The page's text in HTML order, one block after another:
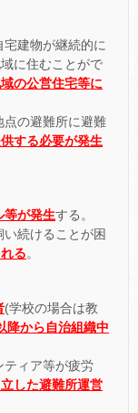
宅建物が継続的に
に住むことがで
の公営住宅等に
点の避難所に避難
する必要が発生
等が発生する。
い続けることが困
る。
(学校の場合は教
降から自治組織中
ティア等が疲労
した避難所運営